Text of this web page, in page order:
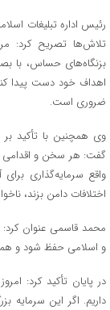
رئیس اداره تبلیغات
تلاش‌ها تصریح کرد:
بزنگاه‌های حساس، با
اهداف خود دست پیدا
ضروری است.
وی همچنین با تأکید
گفت: هر سخن و اقدامی
واقع سرمایه‌گذاری
اختلافات دامن بزند،
محمد قاسمی عنوان
و اسلامی حفظ شود و
در پایان تأکید کرد:
داریم. اگر این سرمایه